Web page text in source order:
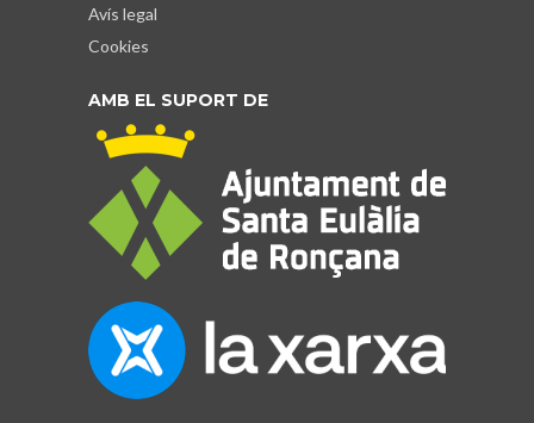
Avís legal
Cookies
AMB EL SUPORT DE